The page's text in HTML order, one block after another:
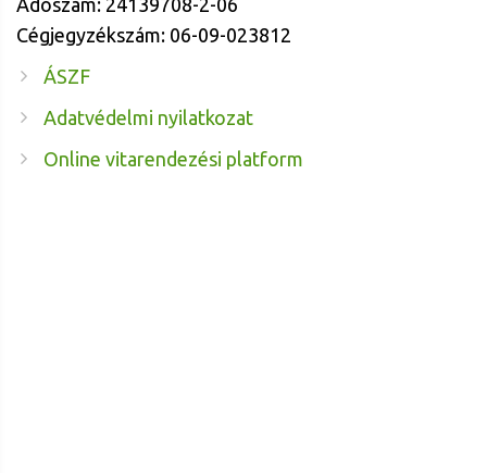
Adószám: 24139708-2-06
Cégjegyzékszám: 06-09-023812
ÁSZF
Adatvédelmi nyilatkozat
Online vitarendezési platform